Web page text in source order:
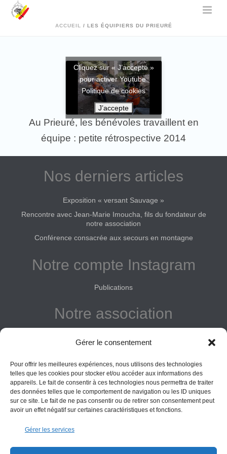
Gérer le consentement
Pour offrir les meilleures expériences, nous utilisons des technologies
telles que les cookies pour stocker et/ou accéder aux informations des
appareils. Le fait de consentir à ces technologies nous permettra de traiter
des données telles que le comportement de navigation ou les ID uniques
sur ce site. Le fait de ne pas consentir ou de retirer son consentement peut
avoir un effet négatif sur certaines caractéristiques et fonctions.
Gérer les services
ACCUEIL / LES ÉQUIPIERS DU PRIEURÉ
Cliquez sur « J’accepte »
pour activer Youtube
Politique de cookies
J’accepte
Au Prieuré, les bénévoles travaillent en
équipe : petite rétrospective 2014
Nos derniers articles
Exposition « versant Sauvage »
Rencontre avec Jean-Marie Imoucha, fils du fondateur de
notre association
Conférence consacrée aux secours en montagne
Notre compte Instagram
Publications
Notre association
Donner
Vos obligations
informations données sur ce site le sont à titre indicatif et la